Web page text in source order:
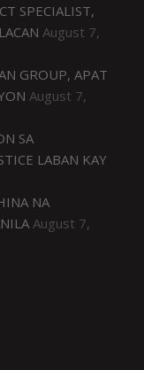
SPECIALIST,
August 7,
GROUP, APAT
August 7,
SA
LABAN KAY
NA
August 7,